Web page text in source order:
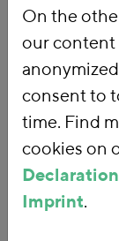
With an
reform
On the
our content
consent to
time. Find
cookies on
Declaration
Imprint.